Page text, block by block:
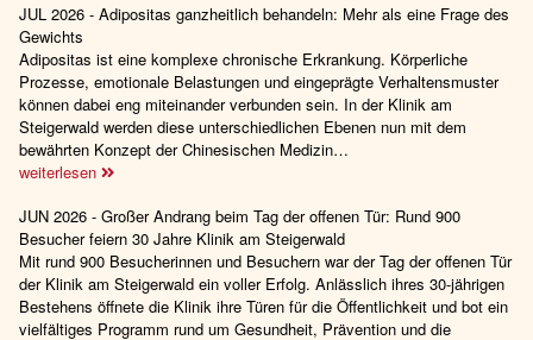
JUL 2026 - Adipositas ganzheitlich behandeln: Mehr als eine Frage des
Gewichts
Adipositas ist eine komplexe chronische Erkrankung. Körperliche
Prozesse, emotionale Belastungen und eingeprägte Verhaltensmuster
können dabei eng miteinander verbunden sein. In der Klinik am
Steigerwald werden diese unterschiedlichen Ebenen nun mit dem
bewährten Konzept der Chinesischen Medizin…
weiterlesen
JUN 2026 - Großer Andrang beim Tag der offenen Tür: Rund 900
Besucher feiern 30 Jahre Klinik am Steigerwald
Mit rund 900 Besucherinnen und Besuchern war der Tag der offenen Tür
der Klinik am Steigerwald ein voller Erfolg. Anlässlich ihres 30-jährigen
Bestehens öffnete die Klinik ihre Türen für die Öffentlichkeit und bot ein
vielfältiges Programm rund um Gesundheit, Prävention und die